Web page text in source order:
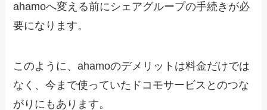
ahamoへ変える前にシェアグループの手続きが必
要になります。
このように、ahamoのデメリットは料金だけでは
なく、今まで使っていたドコモサービスとのつな
がりにもあります。